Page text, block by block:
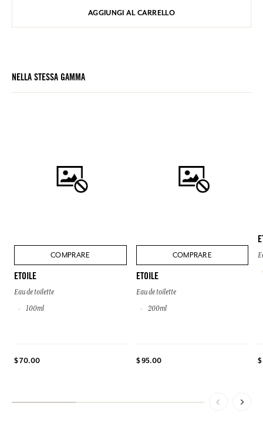
AGGIUNGI AL CARRELLO
NELLA STESSA GAMMA
COMPRARE
ETOILE
Eau de toilette
100ml
$ 70.00
COMPRARE
ETOILE
Eau de toilette
200ml
$ 95.00